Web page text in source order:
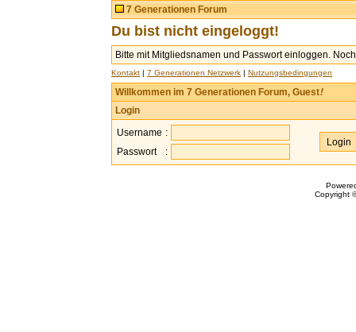
7 Generationen Forum
Du bist nicht eingeloggt!
Bitte mit Mitgliedsnamen und Passwort einloggen.
Kontakt | 7 Generationen Netzwerk | Nutzungsbedingungen
Willkommen im 7 Generationen Forum, Guest!
Login
Username :
Passwort
:
Copyright